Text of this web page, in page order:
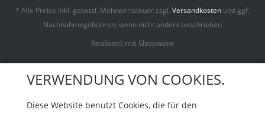
* Alle Preise inkl. gesetzl. Mehrwertsteuer zzgl. Versandkosten und ggf.
Nachnahmegebühren, wenn nicht anders beschrieben
Realisiert mit Shopware
VERWENDUNG VON COOKIES.
Diese Website benutzt Cookies, die für den